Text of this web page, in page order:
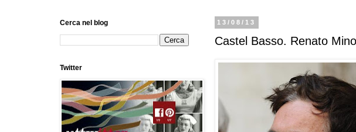
13/08/13
Castel Basso. Renato
Cerca nel blog
Twitter